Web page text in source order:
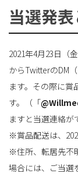
当選発
2021年4月23日（
からTwitterのDM
ます。その際に
す。（「
ますと当選連絡が
※賞品配送は、
※住所、転居先不
場合には、ご当選